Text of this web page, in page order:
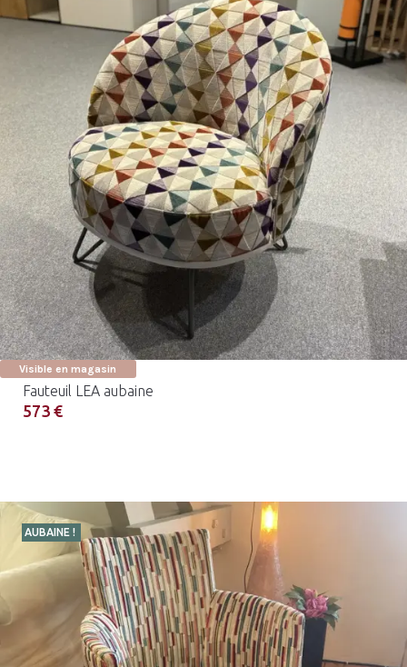
Visible en magasin
Fauteuil LEA aubaine
573 €
AUBAINE !